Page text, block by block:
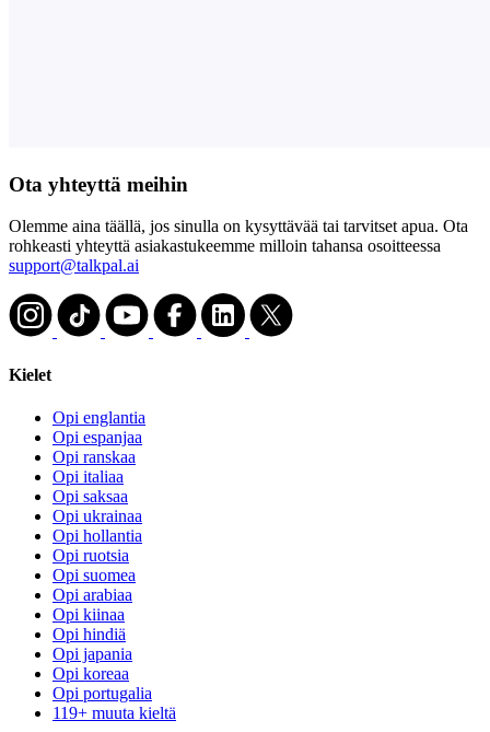
Ota yhteyttä meihin
Olemme aina täällä, jos sinulla on kysyttävää tai tarvitset apua. Ota
rohkeasti yhteyttä asiakastukeemme milloin tahansa osoitteessa
support@talkpal.ai
Kielet
Opi englantia
Opi espanjaa
Opi ranskaa
Opi italiaa
Opi saksaa
Opi ukrainaa
Opi hollantia
Opi ruotsia
Opi suomea
Opi arabiaa
Opi kiinaa
Opi hindiä
Opi japania
Opi koreaa
Opi portugalia
119+ muuta kieltä